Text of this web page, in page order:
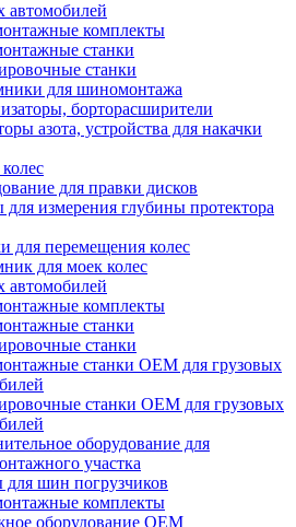
автомобилей
комплекты
станки
станки
для шиномонтажа
борторасширители
азота, устройства для накачки
для правки дисков
измерения глубины протектора
для перемещения колес
для моек колеc
автомобилей
комплекты
станки
станки
станки ОЕМ для грузовых
станки ОЕМ для грузовых
оборудование для
участка
для шин погрузчиков
комплекты
оборудование ОЕМ